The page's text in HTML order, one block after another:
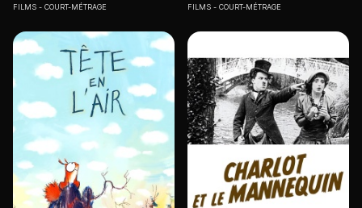
FILMS COURT-MÉTRAGE FILMS COURT-MÉTRAGE